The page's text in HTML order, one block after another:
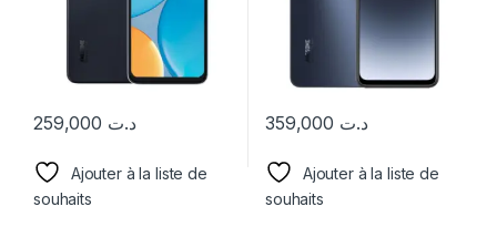
د.ت
Ajouter à la liste de
souhaits
د.ت
Ajouter à la liste de
souhaits